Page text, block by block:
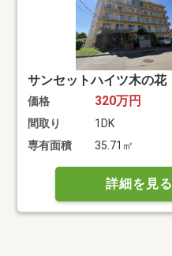
サンセットハイツ木の花
価格 320万円
間取り
1DK
専有面積
35.71㎡
詳細を見る